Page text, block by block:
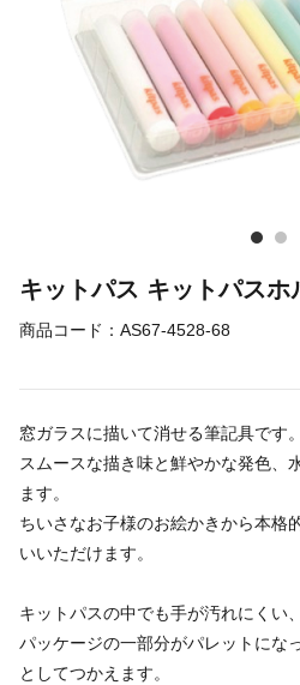
キットパス キットパスホ
商品コード： AS67-4528-68
窓ガラスに描いて消せる筆記具です。
スムースな描き味と鮮やかな発色、
ます。
ちいさなお子様のお絵かきから本格
いいただけます。
キットパスの中でも手が汚れにくい
パッケージの一部分がパレットにな
としてつかえます。